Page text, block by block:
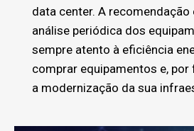
data center. A recomendação
análise periódica dos
sempre atento à eficiência
comprar equipamentos e, por
a modernização da sua